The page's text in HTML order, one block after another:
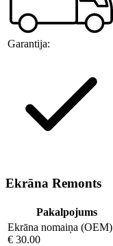
Garantija:
Ekrāna Remonts
Pakalpojums
Ekrāna nomaiņa (OEM)
€ 30.00